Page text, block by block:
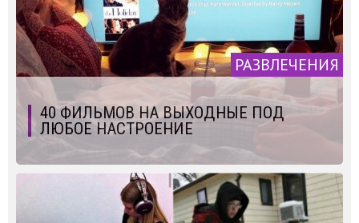
РАЗВЛЕЧЕНИЯ
40 ФИЛЬМОВ НА ВЫХОДНЫЕ ПОД
ЛЮБОЕ НАСТРОЕНИЕ